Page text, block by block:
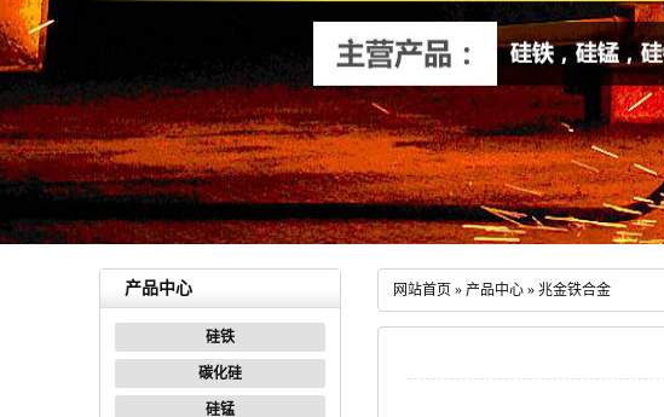
产品中心
硅铁
碳化硅
硅锰
网站首页 » 产品中心 » 兆金铁合金